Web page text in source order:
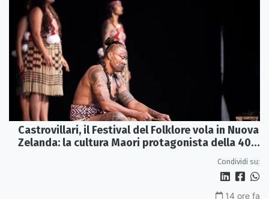
Castrovillari, il Festival del Folklore vola in Nuova
Zelanda: la cultura Maori protagonista della 40ª
Condividi su:
14 ore fa